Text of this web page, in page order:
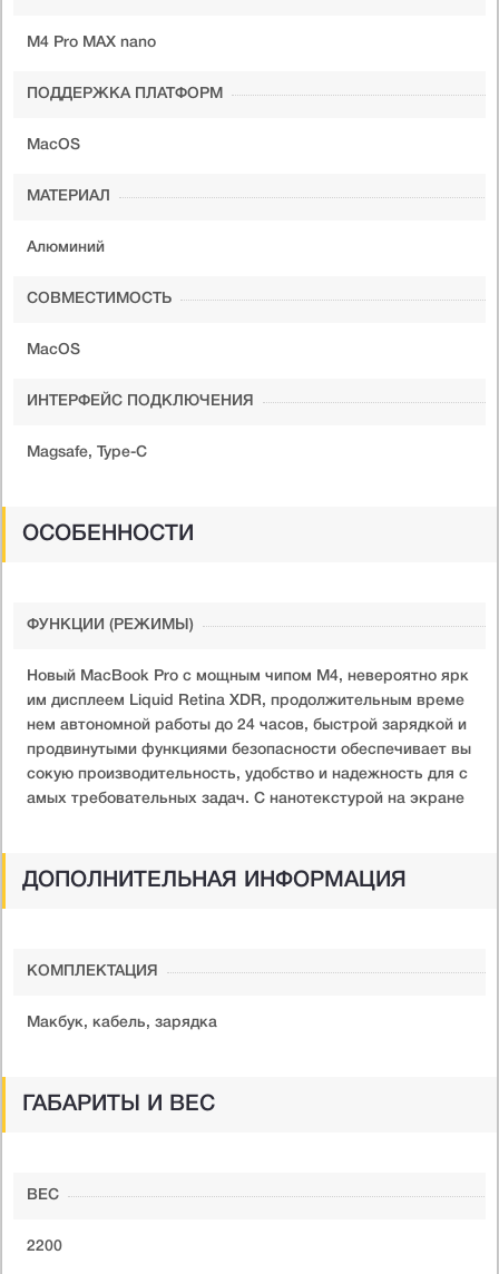
M4 Pro MAX nano
ПОДДЕРЖКА ПЛАТФОРМ
MacOS
МАТЕРИАЛ
Алюминий
СОВМЕСТИМОСТЬ
MacOS
ИНТЕРФЕЙС ПОДКЛЮЧЕНИЯ
Magsafe, Type-C
ОСОБЕННОСТИ
ФУНКЦИИ (РЕЖИМЫ)
Новый MacBook Pro с мощным чипом M4, невероятно ярк
им дисплеем Liquid Retina XDR, продолжительным време
нем автономной работы до 24 часов, быстрой зарядкой и
продвинутыми функциями безопасности обеспечивает вы
сокую производительность, удобство и надежность для с
амых требовательных задач. С нанотекстурой на экране
ДОПОЛНИТЕЛЬНАЯ ИНФОРМАЦИЯ
КОМПЛЕКТАЦИЯ
Макбук, кабель, зарядка
ГАБАРИТЫ И ВЕС
ВЕС
2200